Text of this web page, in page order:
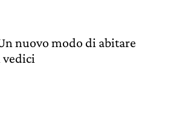
nuovo modo di abitare